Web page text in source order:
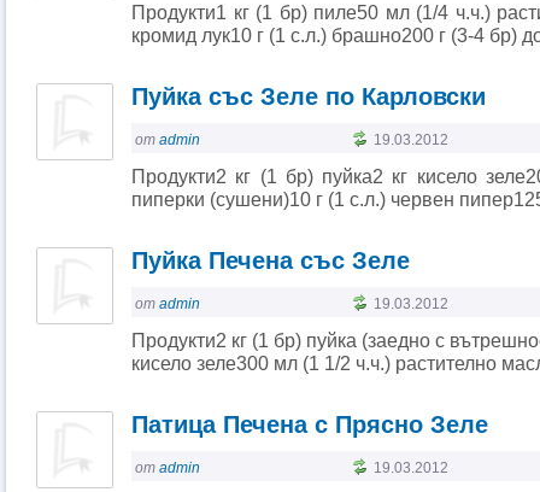
Продукти1 кг (1 бр) пиле50 мл (1/4 ч.ч.)
кромид лук10 г (1 с.л.) брашно200 г (3-4 бр)
Пуйка със Зеле по Карловски
от admin 19.03.2012
Продукти2 кг (1 бр) пуйка2 кг кисело
пиперки (сушени)10 г (1 с.л.) червен
Пуйка Печена със Зеле
от admin 19.03.2012
Продукти2 кг (1 бр) пуйка (заедно с
кисело зеле300 мл (1 1/2 ч.ч.) растително
Патица Печена с Прясно Зеле
от admin 19.03.2012